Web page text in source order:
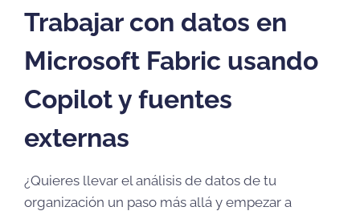
Trabajar con datos en
Microsoft Fabric usando
Copilot y fuentes
externas
¿Quieres llevar el análisis de datos de tu
organización un paso más allá y empezar a